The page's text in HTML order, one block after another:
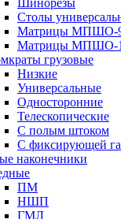
Шинорезы
Столы
Матрицы МПШО-
Матрицы МПШО-
грузовые
Низкие
Универсальные
Односторонние
Телескопические
С полым штоком
С фиксирующей
наконечники
ПМ
НШП
ГМЛ